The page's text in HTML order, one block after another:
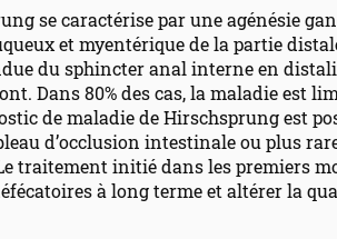
se caractérise par une agénésie
et myentérique de la partie
du sphincter anal interne en
Dans 80% des cas, la maladie est
de maladie de Hirschsprung est
d’occlusion intestinale ou plus
traitement initié dans les premiers
à long terme et altérer la